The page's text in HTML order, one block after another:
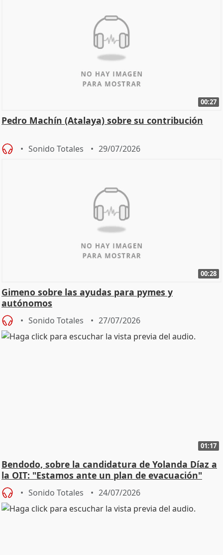
00:27
Pedro Machín (Atalaya) sobre su contribución
Sonido Totales 29/07/2026
00:28
Gimeno sobre las ayudas para pymes y
autónomos
Sonido Totales 27/07/2026
01:17
Bendodo, sobre la candidatura de Yolanda Díaz a
la OIT: "Estamos ante un plan de evacuación"
Sonido Totales 24/07/2026